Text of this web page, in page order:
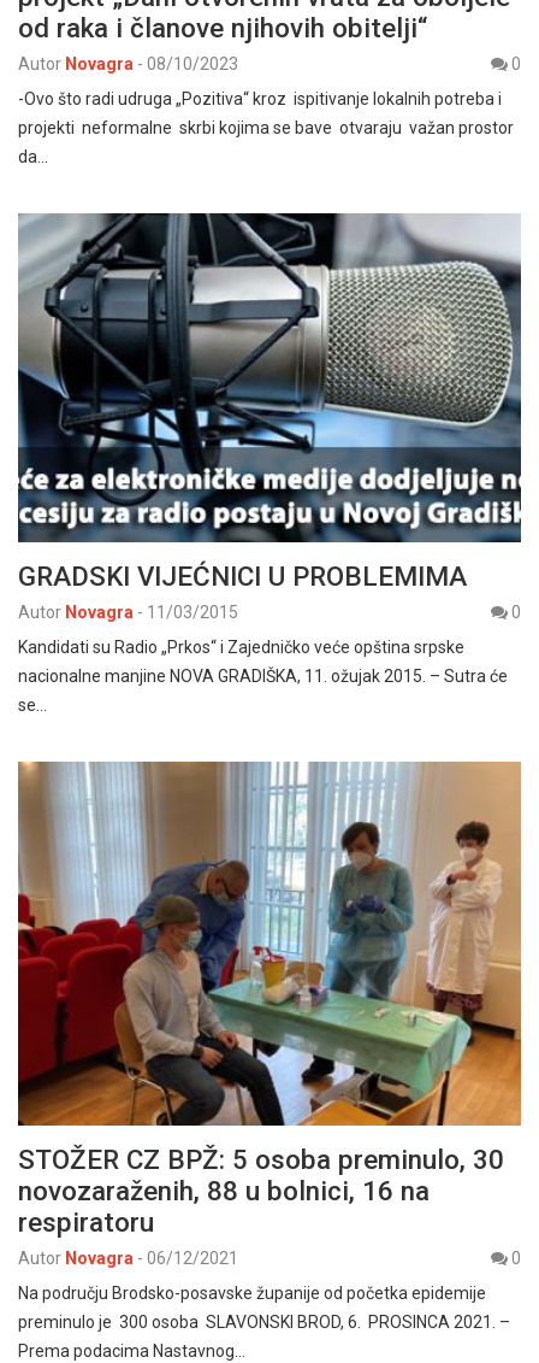
od raka i članove njihovih obitelji“
Autor Novagra - 08/10/2023
0
-Ovo što radi udruga „Pozitiva“ kroz ispitivanje lokalnih potreba i
projekti neformalne skrbi kojima se bave otvaraju važan prostor
da…
GRADSKI VIJEĆNICI U PROBLEMIMA
Autor Novagra - 11/03/2015
0
Kandidati su Radio „Prkos“ i Zajedničko veće opština srpske
nacionalne manjine NOVA GRADIŠKA, 11. ožujak 2015. – Sutra će
se…
STOŽER CZ BPŽ: 5 osoba preminulo, 30
novozaraženih, 88 u bolnici, 16 na
respiratoru
Autor Novagra - 06/12/2021
0
Na području Brodsko-posavske županije od početka epidemije
preminulo je 300 osoba SLAVONSKI BROD, 6. PROSINCA 2021. –
Prema podacima Nastavnog…